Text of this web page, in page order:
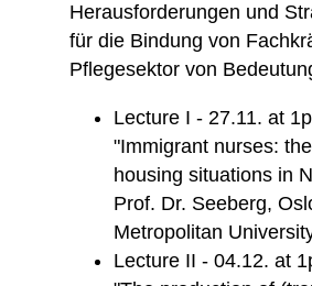
Herausforderungen und
für die Bindung von
Pflegesektor von
Lecture I - 27.11. at
"Immigrant nurses:
housing situations in
Prof. Dr. Seeberg,
Metropolitan
Lecture II - 04.12. at